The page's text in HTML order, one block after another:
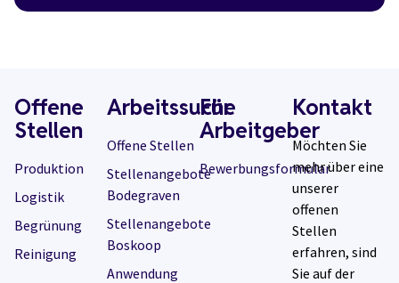
Offene
Stellen
Produktion
Logistik
Begrünung
Reinigung
Arbeitssuche
Offene Stellen
Stellenangebote
Bodegraven
Stellenangebote
Boskoop
Anwendung
Für
Arbeitgeber
Bewerbungsformular
Kontakt
Möchten Sie
mehr über eine
unserer
offenen
Stellen
erfahren, sind
Sie auf der